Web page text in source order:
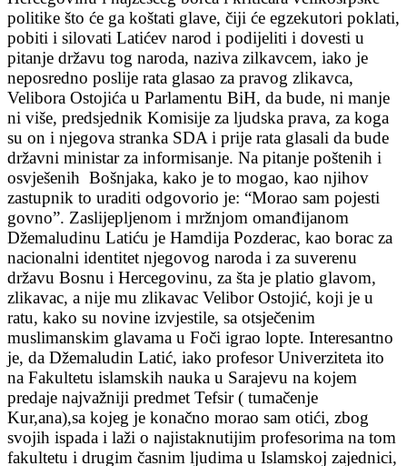
politike što će ga koštati glave, čiji će egzekutori poklati,
pobiti i silovati Latićev narod i podijeliti i dovesti u
pitanje državu tog naroda, naziva zilkavcem, iako je
neposredno poslije rata glasao za pravog zlikavca,
Velibora Ostojića u Parlamentu BiH, da bude, ni manje
ni više, predsjednik Komisije za ljudska prava, za koga
su on i njegova stranka SDA i prije rata glasali da bude
državni ministar za informisanje. Na pitanje poštenih i
osvješenih Bošnjaka, kako je to mogao, kao njihov
zastupnik to uraditi odgovorio je: “Morao sam pojesti
govno”. Zaslijepljenom i mržnjom omanđijanom
Džemaludinu Latiću je Hamdija Pozderac, kao borac za
nacionalni identitet njegovog naroda i za suverenu
državu Bosnu i Hercegovinu, za šta je platio glavom,
zlikavac, a nije mu zlikavac Velibor Ostojić, koji je u
ratu, kako su novine izvjestile, sa otsječenim
muslimanskim glavama u Foči igrao lopte. Interesantno
je, da Džemaludin Latić, iako profesor Univerziteta ito
na Fakultetu islamskih nauka u Sarajevu na kojem
predaje najvažniji predmet Tefsir ( tumačenje
Kur,ana),sa kojeg je konačno morao sam otići, zbog
svojih ispada i laži o najistaknutijim profesorima na tom
fakultetu i drugim časnim ljudima u Islamskoj zajednici,